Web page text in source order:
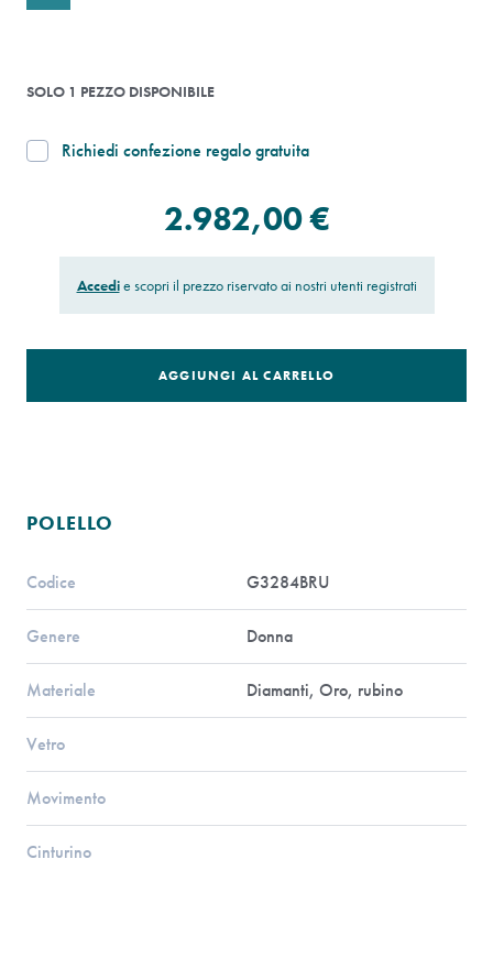
SOLO 1 PEZZO DISPONIBILE
Richiedi confezione regalo gratuita
2.982,00 €
Accedie scopri il prezzo riservato ai nostri utenti registrati
AGGIUNGI AL CARRELLO
POLELLO
Codice G3284BRU
Genere Donna
Materiale Diamanti, Oro, rubino
Vetro
Movimento
Cinturino